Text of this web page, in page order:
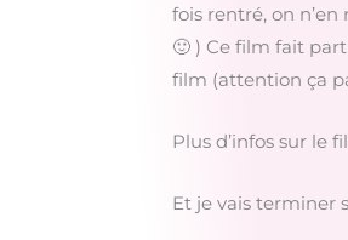
fois rentré, on
🙂 ) Ce film fait
film (attention ça
Plus d’infos sur le
Et je vais terminer